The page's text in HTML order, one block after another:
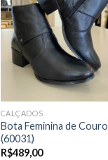
CALÇADOS
Bota Feminina de Couro
(60031)
R$489,00